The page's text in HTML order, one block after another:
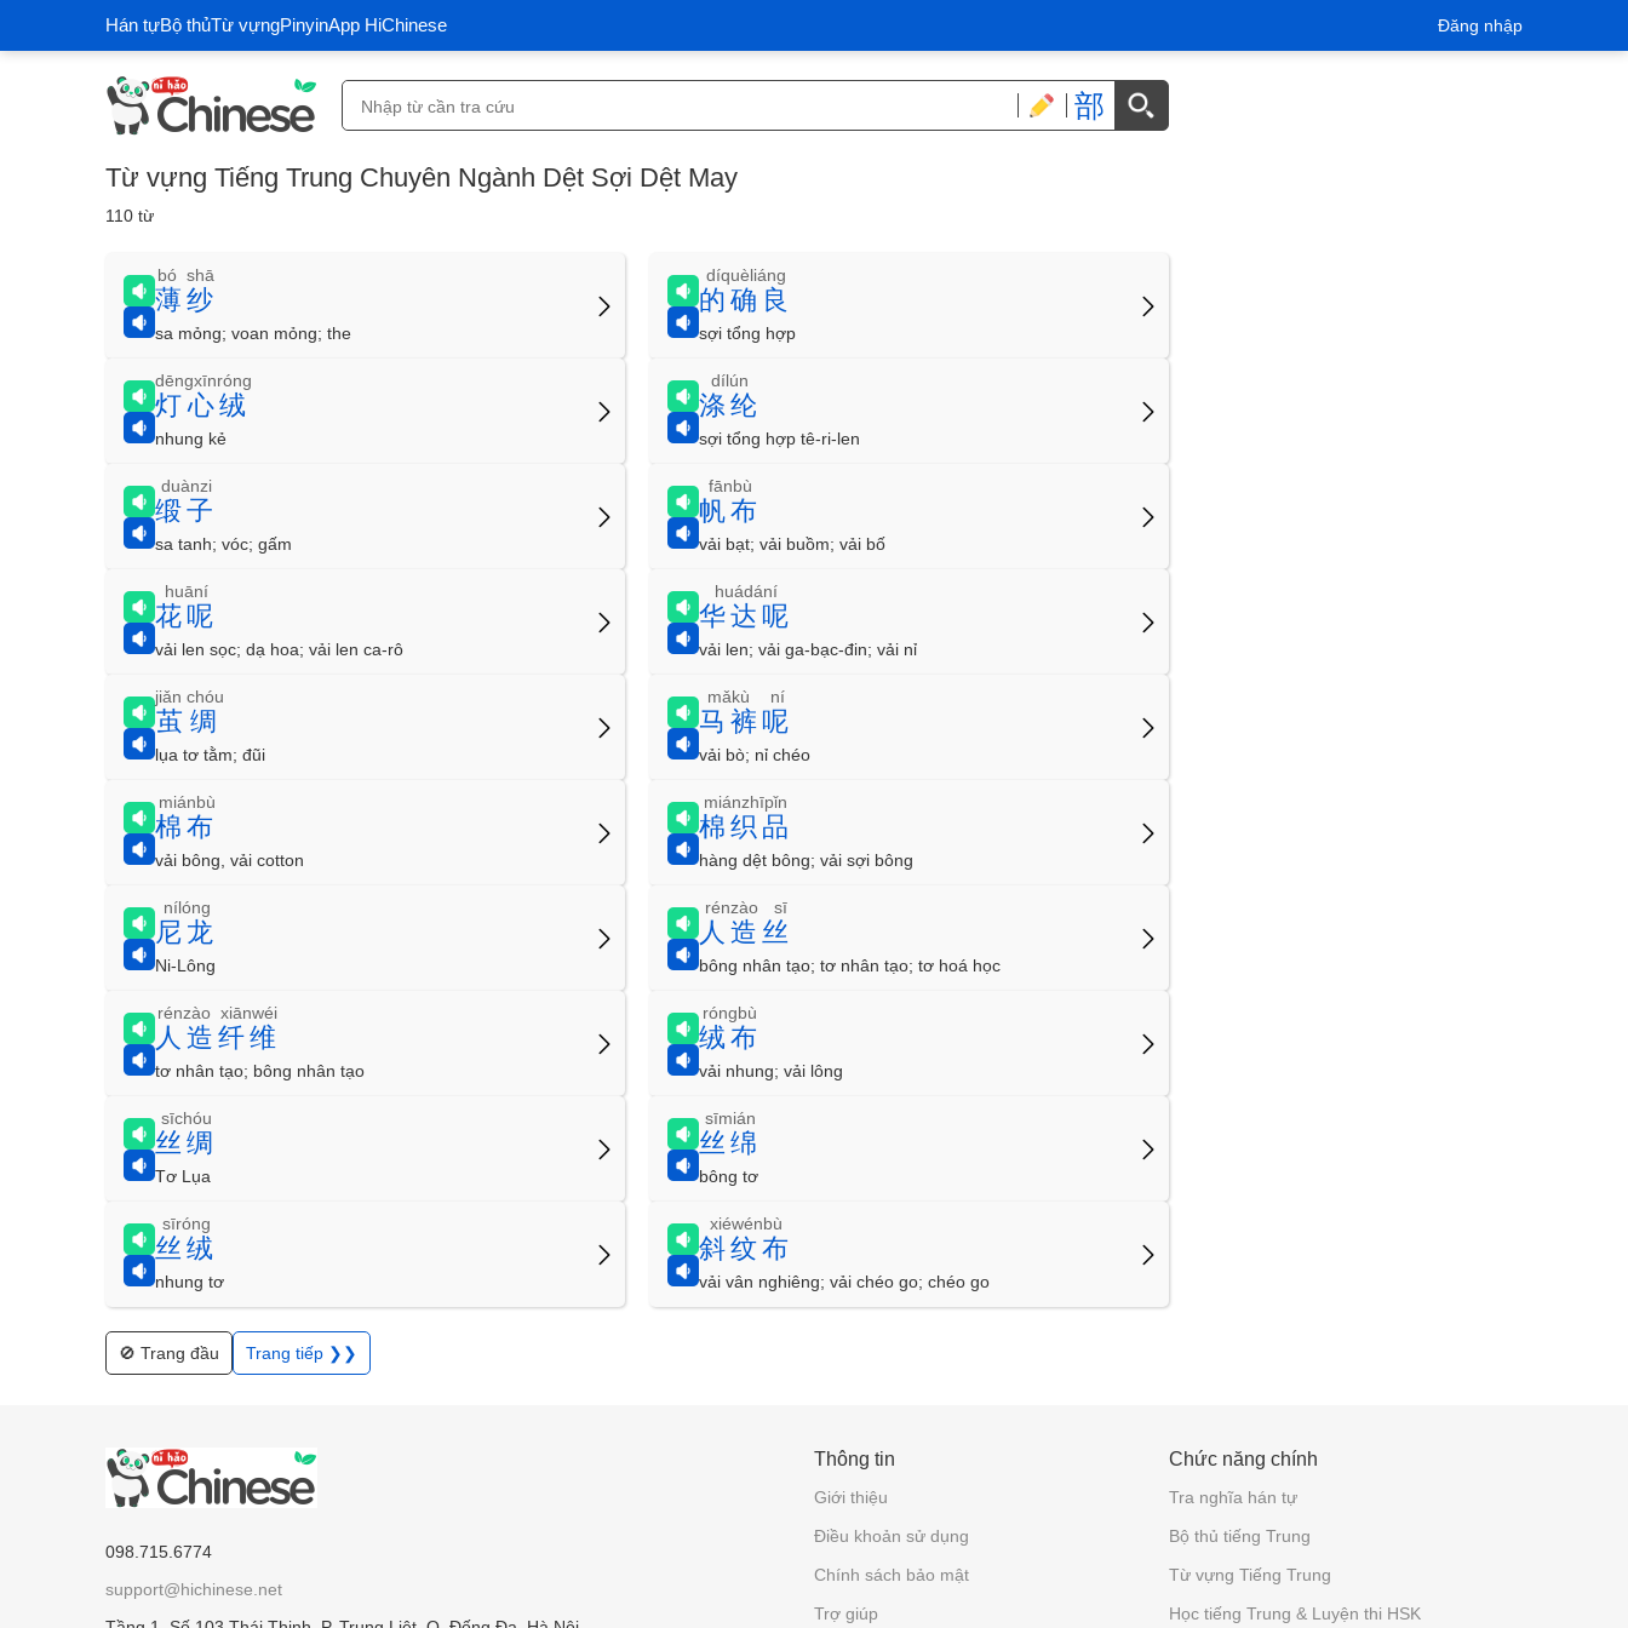
Hán tựBộ thủTừ vựngPinyinApp HiChinese Đăng nhập
部
Từ vựng Tiếng Trung Chuyên Ngành Dệt Sợi Dệt May
110 từ
薄纱
bó shā
sa mỏng; voan mỏng; the
的确良
díquèliáng
sợi tổng hợp
灯心绒
dēngxīnróng
nhung kẻ
涤纶
dílún
sợi tổng hợp tê-ri-len
缎子
duànzi
sa tanh; vóc; gấm
帆布
fānbù
vải bạt; vải buồm; vải bố
花呢
huāní
vải len sọc; dạ hoa; vải len ca-rô
华达呢
huádání
vải len; vải ga-bạc-đin; vải nỉ
茧绸
jiǎn chóu
lụa tơ tằm; đũi
马裤呢
mǎkù ní
vải bò; nỉ chéo
棉布
miánbù
vải bông, vải cotton
棉织品
miánzhīpǐn
hàng dệt bông; vải sợi bông
尼龙
nílóng
Ni-Lông
人造丝
rénzào sī
bông nhân tạo; tơ nhân tạo; tơ hoá học
人造纤维
rénzào xiānwéi
tơ nhân tạo; bông nhân tạo
绒布
róngbù
vải nhung; vải lông
丝绸
sīchóu
Tơ Lụa
丝绵
sīmián
bông tơ
丝绒
sīróng
nhung tơ
斜纹布
xiéwénbù
vải vân nghiêng; vải chéo go; chéo go
🚫 Trang đầu Trang tiếp ❯❯
098.715.6774
support@hichinese.net
Thông tin
Giới thiệu
Điều khoản sử dụng
Chính sách bảo mật
Trợ giúp
Chức năng chính
Tra nghĩa hán tự
Bộ thủ tiếng Trung
Từ vựng Tiếng Trung
Học tiếng Trung & Luyện thi HSK